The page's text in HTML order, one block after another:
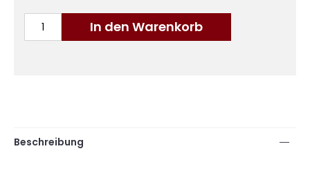
In den Warenkorb
Beschreibung